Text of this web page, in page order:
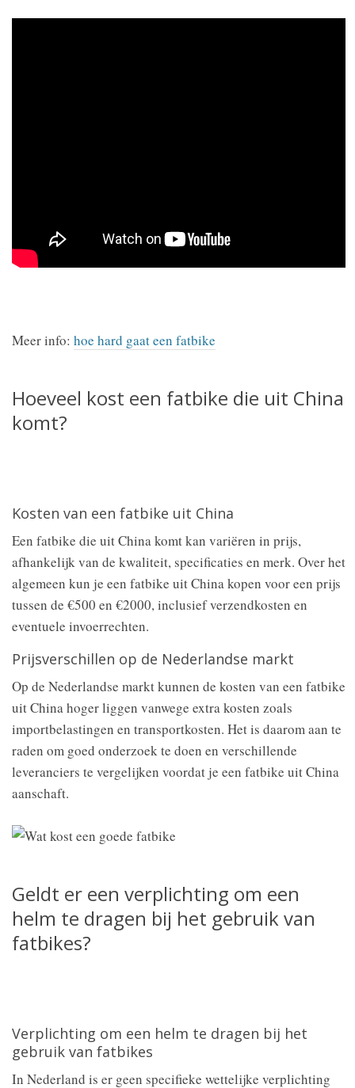
Meer info: hoe hard gaat een fatbike
Hoeveel kost een fatbike die uit China
komt?
Kosten van een fatbike uit China
Een fatbike die uit China komt kan variëren in prijs,
afhankelijk van de kwaliteit, specificaties en merk. Over het
algemeen kun je een fatbike uit China kopen voor een prijs
tussen de €500 en €2000, inclusief verzendkosten en
eventuele invoerrechten.
Prijsverschillen op de Nederlandse markt
Op de Nederlandse markt kunnen de kosten van een fatbike
uit China hoger liggen vanwege extra kosten zoals
importbelastingen en transportkosten. Het is daarom aan te
raden om goed onderzoek te doen en verschillende
leveranciers te vergelijken voordat je een fatbike uit China
aanschaft.
Geldt er een verplichting om een
helm te dragen bij het gebruik van
fatbikes?
Verplichting om een helm te dragen bij het
gebruik van fatbikes
In Nederland is er geen specifieke wettelijke verplichting